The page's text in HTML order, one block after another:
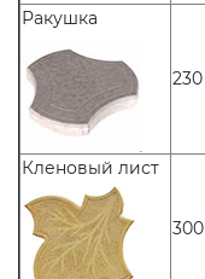
Ракушка
230
Кленовый лист
300